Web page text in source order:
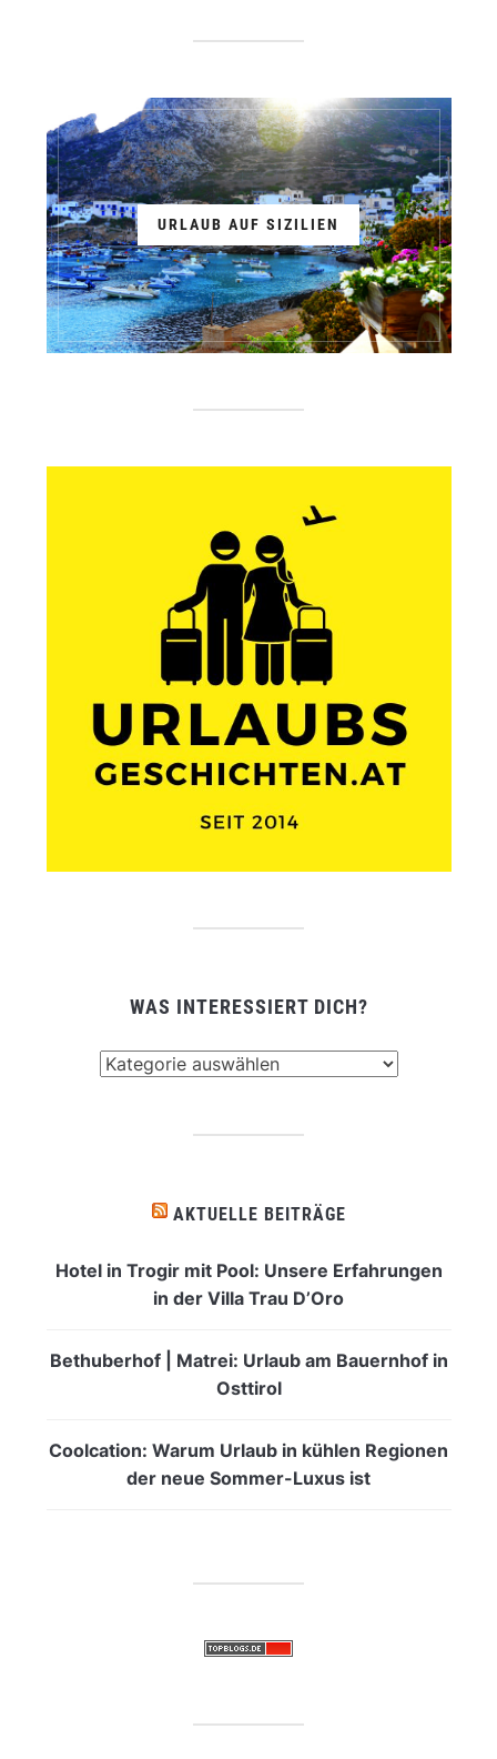
URLAUB AUF SIZILIEN
WAS INTERESSIERT DICH?
AKTUELLE BEITRÄGE
Hotel in Trogir mit Pool: Unsere Erfahrungen
in der Villa Trau D’Oro
Bethuberhof | Matrei: Urlaub am Bauernhof in
Osttirol
Coolcation: Warum Urlaub in kühlen Regionen
der neue Sommer-Luxus ist